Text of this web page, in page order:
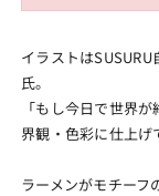
イラストは
氏。
「もし今日で世界
界観・色彩に仕上げ
ラーメンがモチーフ